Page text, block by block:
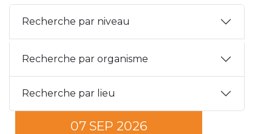
Recherche par niveau
Recherche par organisme
Recherche par lieu
07 SEP 2026